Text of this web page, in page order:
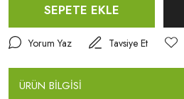
SEPETE EKLE
Yorum Yaz Tavsiye Et
ÜRÜN BİLGİSİ